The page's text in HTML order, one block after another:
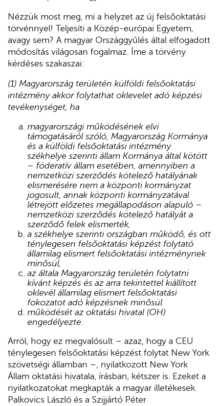
Nézzük most meg, mi a helyzet az új felsőoktatási
törvénnyel! Teljesíti a Közép-európai Egyetem,
avagy sem? A magyar Országgyűlés által elfogadott
módosítás világosan fogalmaz. Íme a törvény
kérdéses szakaszai:
(1) Magyarország területén külföldi felsőoktatási
intézmény akkor folytathat oklevelet adó képzési
tevékenységet, ha
magyarországi működésének elvi
támogatásáról szóló, Magyarország Kormánya
és a külföldi felsőoktatási intézmény
székhelye szerinti állam Kormánya által kötött
– föderatív állam esetében, amennyiben a
nemzetközi szerződés kötelező hatályának
elismerésére nem a központi kormányzat
jogosult, annak központi kormányzatával
létrejött előzetes megállapodáson alapuló –
nemzetközi szerződés kötelező hatályát a
szerződő felek elismerték,
a székhelye szerinti országban működő, és ott
ténylegesen felsőoktatási képzést folytató
államilag elismert felsőoktatási intézménynek
minősül,
az általa Magyarország területén folytatni
kívánt képzés és az arra tekintettel kiállított
oklevél államilag elismert felsőoktatási
fokozatot adó képzésnek minősül
működését az oktatási hivatal (OH)
engedélyezte.
Arról, hogy ez megvalósult – azaz, hogy a CEU
ténylegesen felsőoktatási képzést folytat New York
szövetségi államban –, nyilatkozott New York
Állam oktatási hivatala, írásban, kétszer is. Ezeket a
nyilatkozatokat megkapták a magyar illetékesek.
Palkovics László és a Szijjártó Péter